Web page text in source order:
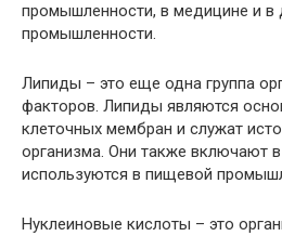
промышленности, в медицине и в
промышленности.
Липиды – это еще одна группа
факторов. Липиды являются
клеточных мембран и служат
организма. Они также включают
используются в пищевой
Нуклеиновые кислоты – это